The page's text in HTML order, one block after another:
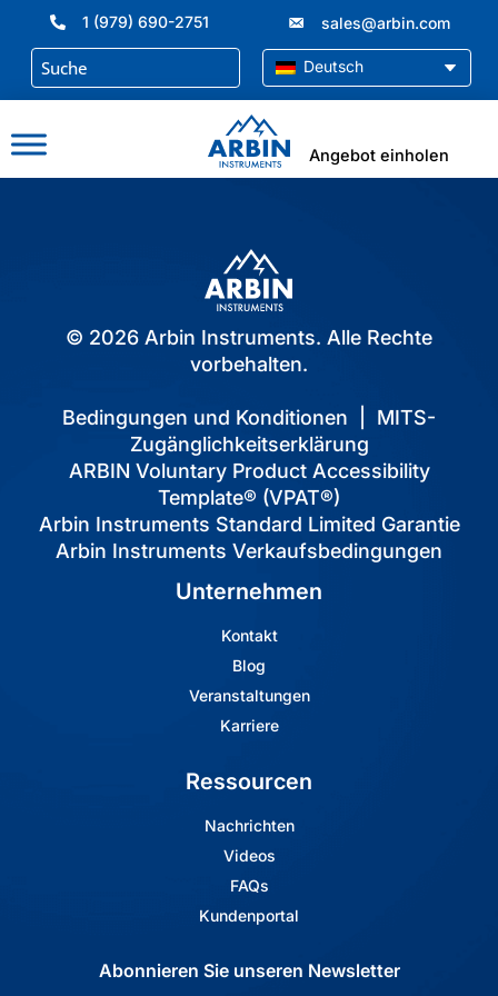
springen
1 (979) 690-2751 sales@arbin.com
Deutsch
Angebot einholen
© 2026 Arbin Instruments. Alle Rechte
vorbehalten.
Bedingungen und Konditionen
MITS-
Zugänglichkeitserklärung
ARBIN Voluntary Product Accessibility
Template® (VPAT®)
Arbin Instruments Standard Limited Garantie
Arbin Instruments Verkaufsbedingungen
Unternehmen
Kontakt
Blog
Veranstaltungen
Karriere
Ressourcen
Nachrichten
Videos
FAQs
Kundenportal
Abonnieren Sie unseren Newsletter